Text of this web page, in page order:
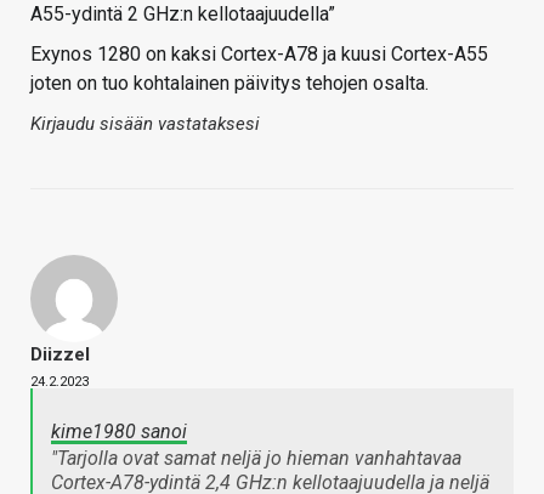
A55-ydintä 2 GHz:n kellotaajuudella”
Exynos 1280 on kaksi Cortex-A78 ja kuusi Cortex-A55
joten on tuo kohtalainen päivitys tehojen osalta.
Kirjaudu sisään vastataksesi
Diizzel
24.2.2023
kime1980 sanoi
"Tarjolla ovat samat neljä jo hieman vanhahtavaa
Cortex-A78-ydintä 2,4 GHz:n kellotaajuudella ja neljä